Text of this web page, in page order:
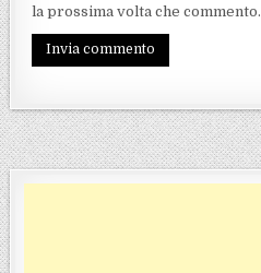
la prossima volta che commento.